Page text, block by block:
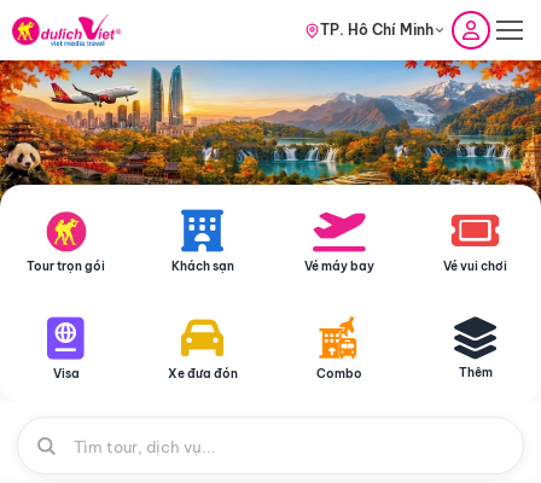
TP. Hồ Chí Minh
Tour trọn gói Khách sạn Vé máy bay Vé vui chơi
Visa Xe đưa đón Combo Thêm